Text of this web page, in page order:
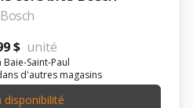
Bosch
$ unité
Saint-Paul
d'autres magasins
disponibilité